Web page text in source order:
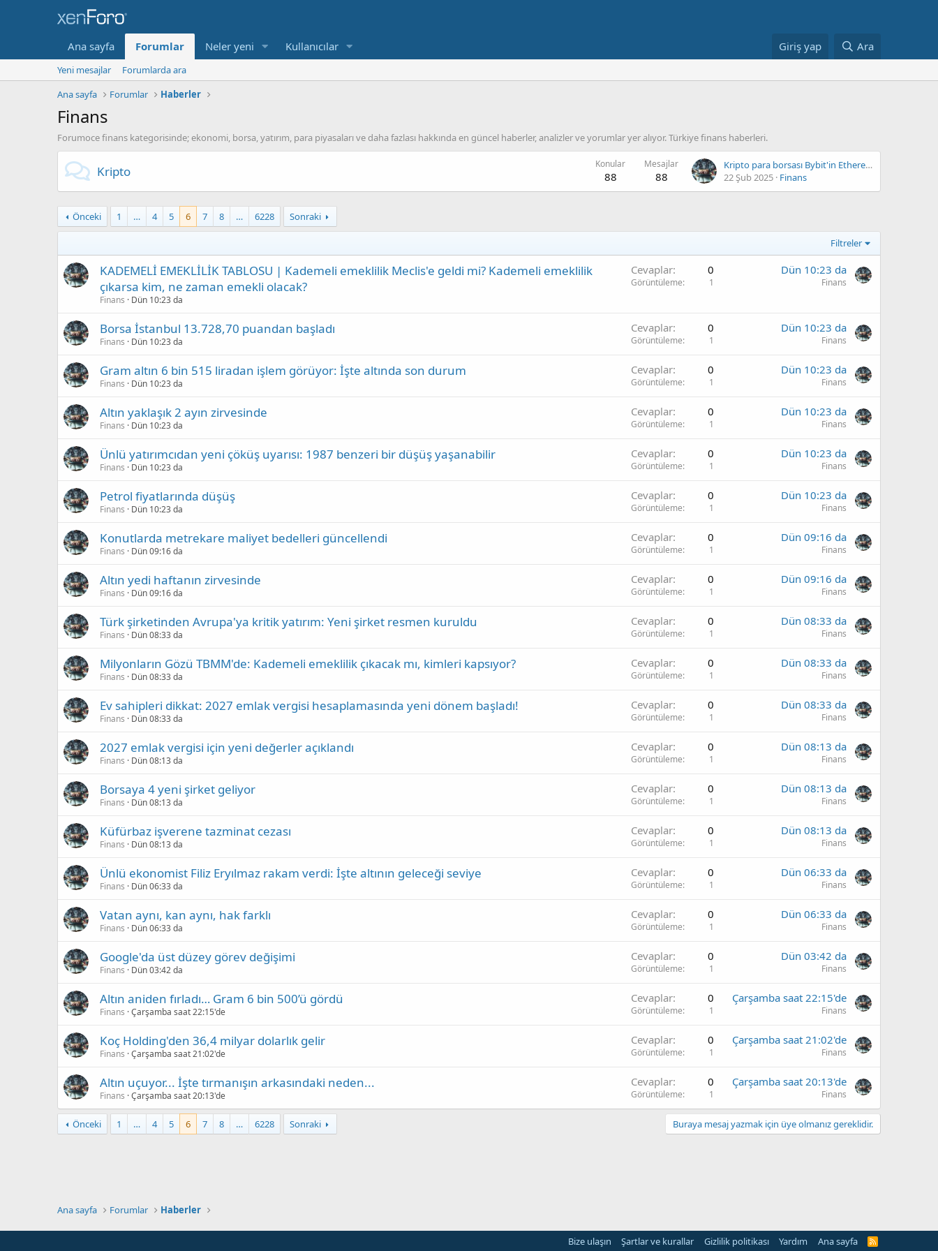
Ana sayfa Forumlar Neler yeni Kullanıcılar Giriş yap Ara
Yeni mesajlar
Forumlarda ara
Ana sayfa
Forumlar Haberler
Finans
Forumoce finans kategorisinde; ekonomi, borsa, yatırım, para piyasaları ve daha fazlası hakkında en güncel haberler, analizler ve yorumlar yer alıyor. Türkiye finans haberleri.
Kripto Konular
88
Mesajlar
88
Kripto para borsası Bybit'in Ethereum cüzdanı hacklendi
22 Şub 2025 Finans
Önceki 1 … 4 5 6 7 8 … 6228 Sonraki
Filtreler
KADEMELİ EMEKLİLİK TABLOSU | Kademeli emeklilik Meclis'e geldi mi? Kademeli emeklilik
çıkarsa kim, ne zaman emekli olacak?
Finans Dün 10:23 da
Cevaplar 0
Görüntüleme 1
Dün 10:23 da
Finans
Borsa İstanbul 13.728,70 puandan başladı
Finans Dün 10:23 da
Cevaplar 0
Görüntüleme 1
Dün 10:23 da
Finans
Gram altın 6 bin 515 liradan işlem görüyor: İşte altında son durum
Finans Dün 10:23 da
Cevaplar 0
Görüntüleme 1
Dün 10:23 da
Finans
Altın yaklaşık 2 ayın zirvesinde
Finans Dün 10:23 da
Cevaplar 0
Görüntüleme 1
Dün 10:23 da
Finans
Ünlü yatırımcıdan yeni çöküş uyarısı: 1987 benzeri bir düşüş yaşanabilir
Finans Dün 10:23 da
Cevaplar 0
Görüntüleme 1
Dün 10:23 da
Finans
Petrol fiyatlarında düşüş
Finans Dün 10:23 da
Cevaplar 0
Görüntüleme 1
Dün 10:23 da
Finans
Konutlarda metrekare maliyet bedelleri güncellendi
Finans Dün 09:16 da
Cevaplar 0
Görüntüleme 1
Dün 09:16 da
Finans
Altın yedi haftanın zirvesinde
Finans Dün 09:16 da
Cevaplar 0
Görüntüleme 1
Dün 09:16 da
Finans
Türk şirketinden Avrupa'ya kritik yatırım: Yeni şirket resmen kuruldu
Finans Dün 08:33 da
Cevaplar 0
Görüntüleme 1
Dün 08:33 da
Finans
Milyonların Gözü TBMM'de: Kademeli emeklilik çıkacak mı, kimleri kapsıyor?
Finans Dün 08:33 da
Cevaplar 0
Görüntüleme 1
Dün 08:33 da
Finans
Ev sahipleri dikkat: 2027 emlak vergisi hesaplamasında yeni dönem başladı!
Finans Dün 08:33 da
Cevaplar 0
Görüntüleme 1
Dün 08:33 da
Finans
2027 emlak vergisi için yeni değerler açıklandı
Finans Dün 08:13 da
Cevaplar 0
Görüntüleme 1
Dün 08:13 da
Finans
Borsaya 4 yeni şirket geliyor
Finans Dün 08:13 da
Cevaplar 0
Görüntüleme 1
Dün 08:13 da
Finans
Küfürbaz işverene tazminat cezası
Finans Dün 08:13 da
Cevaplar 0
Görüntüleme 1
Dün 08:13 da
Finans
Ünlü ekonomist Filiz Eryılmaz rakam verdi: İşte altının geleceği seviye
Finans Dün 06:33 da
Cevaplar 0
Görüntüleme 1
Dün 06:33 da
Finans
Vatan aynı, kan aynı, hak farklı
Finans Dün 06:33 da
Cevaplar 0
Görüntüleme 1
Dün 06:33 da
Finans
Google'da üst düzey görev değişimi
Finans Dün 03:42 da
Cevaplar 0
Görüntüleme 1
Dün 03:42 da
Finans
Altın aniden fırladı… Gram 6 bin 500’ü gördü
Finans Çarşamba saat 22:15'de
Cevaplar 0
Görüntüleme 1
Çarşamba saat 22:15'de
Finans
Koç Holding'den 36,4 milyar dolarlık gelir
Finans Çarşamba saat 21:02'de
Cevaplar 0
Görüntüleme 1
Çarşamba saat 21:02'de
Finans
Altın uçuyor... İşte tırmanışın arkasındaki neden...
Finans Çarşamba saat 20:13'de
Cevaplar 0
Görüntüleme 1
Çarşamba saat 20:13'de
Finans
Önceki 1 … 4 5 6 7 8 … 6228 Sonraki Buraya mesaj yazmak için üye olmanız gereklidir.
Ana sayfa Forumlar Haberler
Bize ulaşın Şartlar ve kurallar Gizlilik politikası Yardım Ana sayfa
R